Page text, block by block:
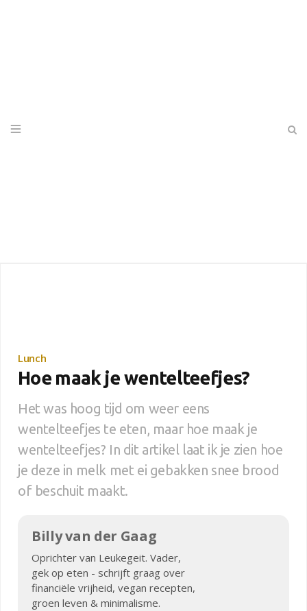
Lunch
Hoe maak je wentelteefjes?
Het was hoog tijd om weer eens
wentelteefjes te eten, maar hoe maak je
wentelteefjes? In dit artikel laat ik je zien hoe
je deze in melk met ei gebakken snee brood
of beschuit maakt.
Billy van der Gaag
Oprichter van Leukegeit. Vader,
gek op eten - schrijft graag over
financiële vrijheid, vegan recepten,
groen leven & minimalisme.